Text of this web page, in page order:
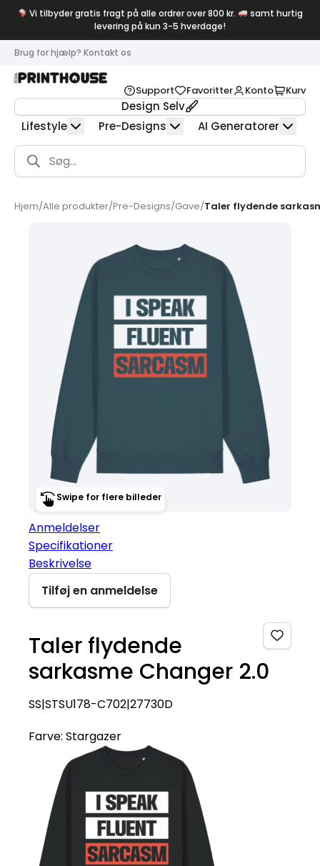
Vi tilbyder gratis fragt på alle ordrer over 800 kr.
samt hurtig
levering på kun 3-5 hverdage!
Brug for hjælp? Kontakt os
Support Favoritter Konto Kurv
Design Selv
Lifestyle
Pre-Designs AI Generatorer
Products
search
Hjem/Alle produkter/Pre-Designs/Gave/Taler flydende
Swipe for flere billeder
Anmeldelser
Specifikationer
Beskrivelse
Tilføj en anmeldelse
Taler flydende
sarkasme Changer 2.0
SS|STSU178-C702|27730D
Farve: Stargazer